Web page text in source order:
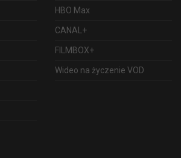
HBO Max
CANAL+
FILMBOX+
Wideo na życzenie VOD